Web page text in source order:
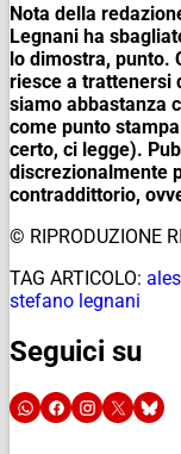
Nota della
Legnani ha
lo dimostra, punto.
riesce a trattenersi
siamo abbastanza
come punto
certo, ci legge).
discrezionalmente
contraddittorio,
© RIPRODUZIONE
TAG ARTICOLO:
stefano legnani
Seguici su